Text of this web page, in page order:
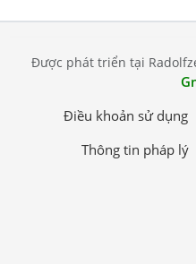
Được phát triển tại
Điều khoản sử dụng
Thông tin pháp lý